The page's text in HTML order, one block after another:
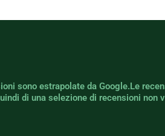
sono estrapolate da Google.Le
di una selezione di recensioni